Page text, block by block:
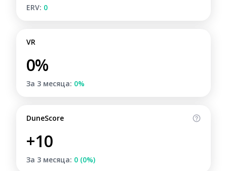
ERV: 0
VR
0%
За 3 месяца: 0%
DuneScore
+10
За 3 месяца: 0 (0%)